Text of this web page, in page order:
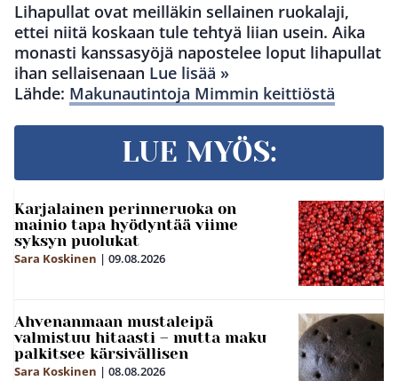
Lihapullat ovat meilläkin sellainen ruokalaji,
ettei niitä koskaan tule tehtyä liian usein. Aika
monasti kanssasyöjä napostelee loput lihapullat
ihan sellaisenaan Lue lisää »
Lähde: Makunautintoja Mimmin keittiöstä
LUE MYÖS:
Karjalainen perinneruoka on
mainio tapa hyödyntää viime
syksyn puolukat
Sara Koskinen | 09.08.2026
Ahvenanmaan mustaleipä
valmistuu hitaasti – mutta maku
palkitsee kärsivällisen
Sara Koskinen | 08.08.2026